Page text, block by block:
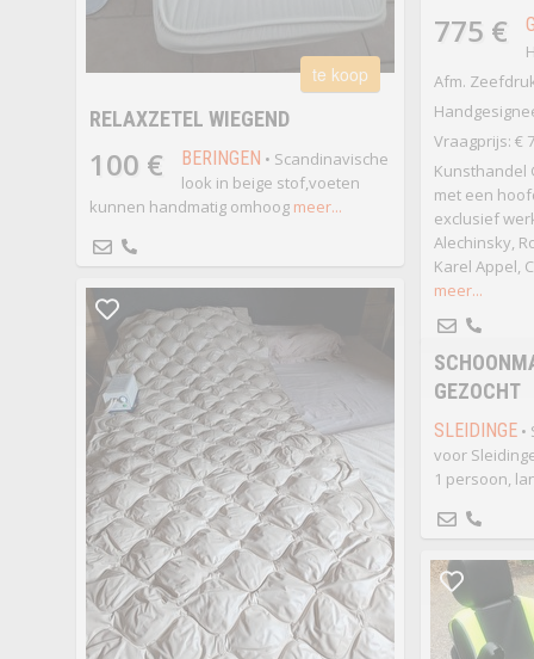
775 €
Afm.
Vraagprijs: €
Kunsthandel
met een
exclusief
Alechinsky,
Karel Appel,
meer...
te koop
RELAXZETEL WIEGEND
100 € BERINGEN • Scandinavische
look in beige stof,voeten
kunnen handmatig omhoog meer...
GEZOCHT
SLEIDINGE•
voor
1 persoon,